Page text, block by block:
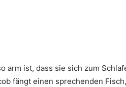
arm ist, dass sie sich zum
fängt einen sprechenden